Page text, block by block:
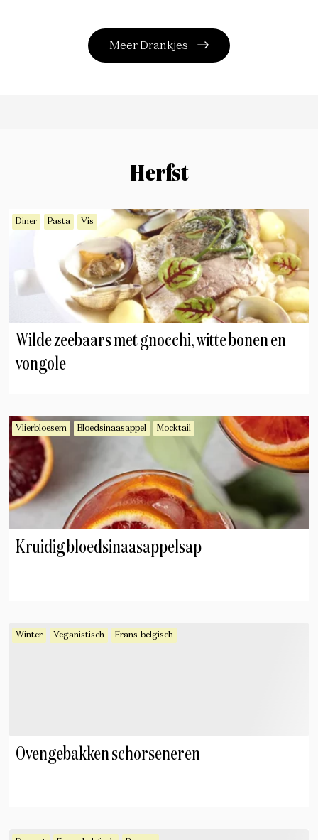
Meer Drankjes
Herfst
Diner Pasta Vis
Wilde zeebaars met gnocchi, witte bonen en
vongole
Vlierbloesem Bloedsinaasappel Mocktail
Kruidig bloedsinaasappelsap
Winter Veganistisch Frans-belgisch
Ovengebakken schorseneren